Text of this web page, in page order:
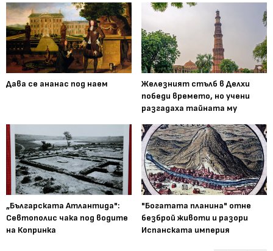
Дава се ананас под наем
Железният стълб в Делхи
победи времето, но учени
разгадаха тайната му
„Българската Атлантида":
Севтополис чака под водите
на Копринка
"Богатата планина" отне
безброй животи и разори
Испанската империя